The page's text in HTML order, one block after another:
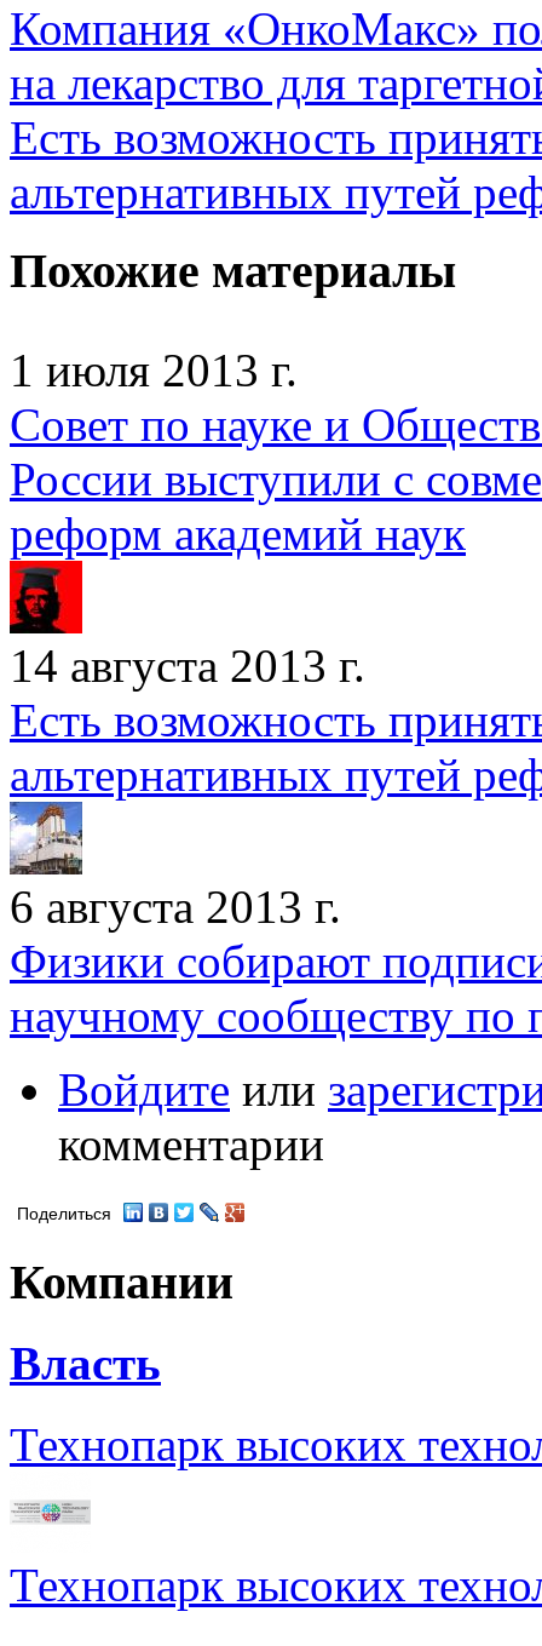
Компания «ОнкоМакс»
на лекарство для
Есть возможность
альтернативных путей
Похожие материалы
1 июля 2013 г.
Совет по науке и
России выступили с
реформ академий наук
14 августа 2013 г.
Есть возможность
альтернативных путей
6 августа 2013 г.
Физики собирают
научному сообществу
Войдите или
комментарии
Поделиться
Компании
Власть
Технопарк высоких
Технопарк высоких